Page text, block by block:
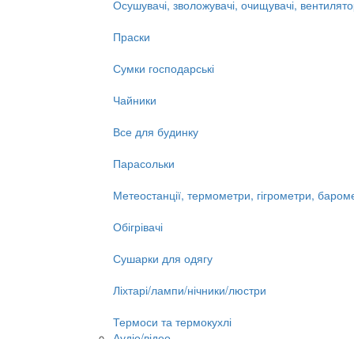
Осушувачі, зволожувачі, очищувачі,
Праски
Сумки господарські
Чайники
Все для будинку
Парасольки
Метеостанції, термометри, гігрометри,
Обігрівачі
Сушарки для одягу
Ліхтарі/лампи/нічники/люстри
Термоси та термокухлі